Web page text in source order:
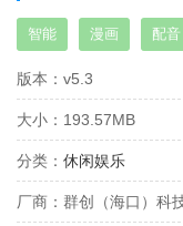
智能 漫画 配音
版本： v5.3
大小： 193.57MB
分类： 休闲娱乐
厂商： 群创（海口）科